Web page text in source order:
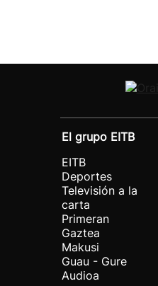
El grupo EITB
EITB
Deportes
Televisión a la
carta
Primeran
Gaztea
Makusi
Guau - Gure
Audioa